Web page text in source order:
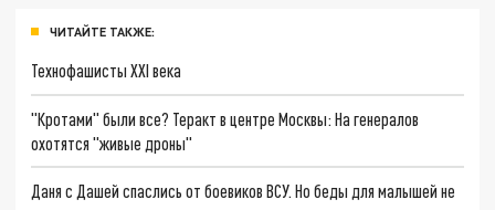
ЧИТАЙТЕ ТАКЖЕ:
Технофашисты XXI века
"Кротами" были все? Теракт в центре Москвы: На генералов
охотятся "живые дроны"
Даня с Дашей спаслись от боевиков ВСУ. Но беды для малышей не